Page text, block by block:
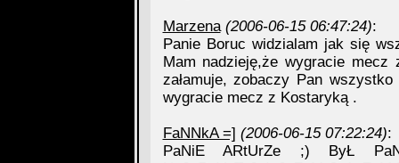
Marzena (2006-06-15 06:47:24):
Panie Boruc widzialam jak się
Mam nadzieję,że wygracie
załamuje, zobaczy Pan
wygracie mecz z Kostaryką .
FaNNkA =] (2006-06-15 07:22:24):
PaNiE ARtUrZe ;) ByŁ